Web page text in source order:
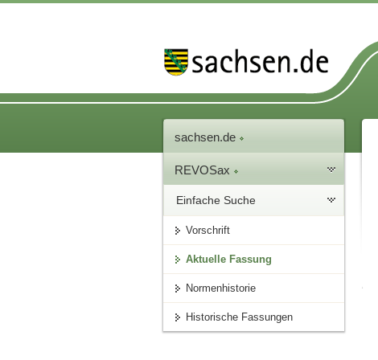
sachsen.de
REVOSax
Einfache Suche
Vorschrift
Aktuelle Fassung
Normenhistorie
Historische Fassungen